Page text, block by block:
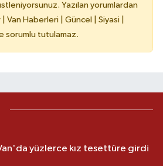
Yazılan yorumlardan
Van Haberleri | Güncel | Siyasi |
sorumlu tutulamaz.
yüzlerce kız tesettüre girdi